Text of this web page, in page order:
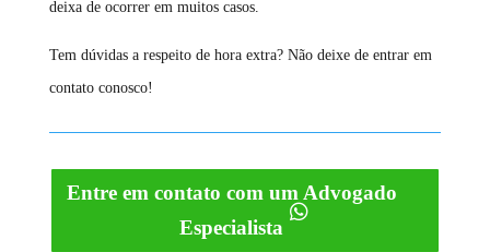
deixa de ocorrer em muitos casos.
Tem dúvidas a respeito de hora extra? Não deixe de entrar em
contato conosco!
Entre em contato com um Advogado
Especialista